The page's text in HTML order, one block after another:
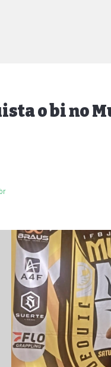
o bi no